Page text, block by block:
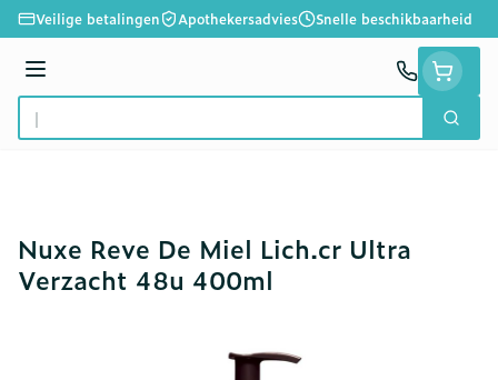
Ga naar de inhoud
Veilige betalingen Apothekersadvies Snelle beschikbaarheid
Menu
Product, merk, categorie...
Zoek
Nuxe Reve De Miel Lich.cr Ultra
Verzacht 48u 400ml